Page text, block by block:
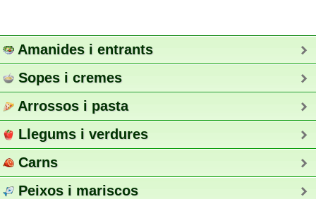
Amanides i entrants
Sopes i cremes
Arrossos i pasta
Llegums i verdures
Carns
Peixos i mariscos